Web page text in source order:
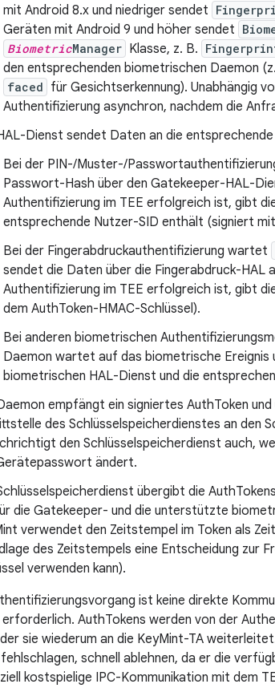
mit Android 8.x und niedriger sendet
Geräten mit Android 9 und höher sendet
BiometricManager Klasse, z. B.
den entsprechenden biometrischen Daemon
faced für Gesichtserkennung). Unabhängig
Authentifizierung asynchron, nachdem die
Dienst sendet Daten an die
Bei der PIN-/Muster-/
Passwort-Hash über den Gatekeeper-HAL-
Authentifizierung im TEE erfolgreich ist, gibt
entsprechende Nutzer-SID enthält (signiert
Bei der Fingerabdruckauthentifizierung wartet
sendet die Daten über die Fingerabdruck-HAL
Authentifizierung im TEE erfolgreich ist, gibt
dem AuthToken-HMAC-Schlüssel).
Bei anderen biometrischen
Daemon wartet auf das biometrische Ereignis
biometrischen HAL-Dienst und die
empfängt ein signiertes AuthToken
des Schlüsselspeicherdienstes an den
den Schlüsselspeicherdienst auch,
ändert.
übergibt die
die Gatekeeper- und die unterstützte
verwendet den Zeitstempel im Token als
des Zeitstempels eine Entscheidung zur
verwenden kann).
ist keine direkte
erforderlich. AuthTokens werden von der
sie wiederum an die KeyMint-TA
schnell ablehnen, da er die
kostspielige IPC-Kommunikation mit dem